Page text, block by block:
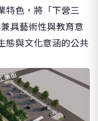
特色，將「下營三
具藝術性與教育意
態與文化意涵的公共